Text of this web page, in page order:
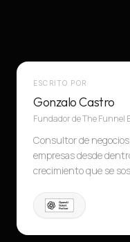
ESCRITO POR
Gonzalo Castro
Fundador de The Funnel
Consultor de
empresas desde
crecimiento que se